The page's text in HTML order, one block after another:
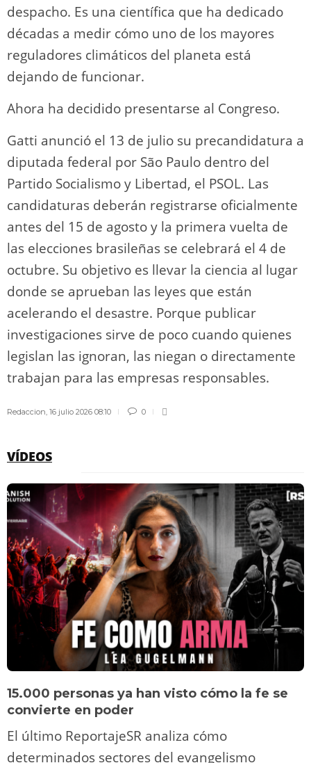
despacho. Es una científica que ha dedicado
décadas a medir cómo uno de los mayores
reguladores climáticos del planeta está
dejando de funcionar.
Ahora ha decidido presentarse al Congreso.
Gatti anunció el 13 de julio su precandidatura a
diputada federal por São Paulo dentro del
Partido Socialismo y Libertad, el PSOL. Las
candidaturas deberán registrarse oficialmente
antes del 15 de agosto y la primera vuelta de
las elecciones brasileñas se celebrará el 4 de
octubre. Su objetivo es llevar la ciencia al lugar
donde se aprueban las leyes que están
acelerando el desastre. Porque publicar
investigaciones sirve de poco cuando quienes
legislan las ignoran, las niegan o directamente
trabajan para las empresas responsables.
Redaccion 16 julio 2026 08:10 0
VÍDEOS
15.000 personas ya han visto cómo la fe se
convierte en poder
El último ReportajeSR analiza cómo
determinados sectores del evangelismo